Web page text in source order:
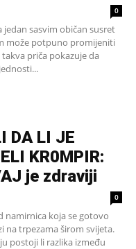
0
jedan sasvim običan susret
može potpuno promijeniti
priča pokazuje da
DA LI JE
KR0MPIR:
je zdraviji
0
namirnica koja se gotovo
na trpezama širom svijeta.
postoji li razlika između